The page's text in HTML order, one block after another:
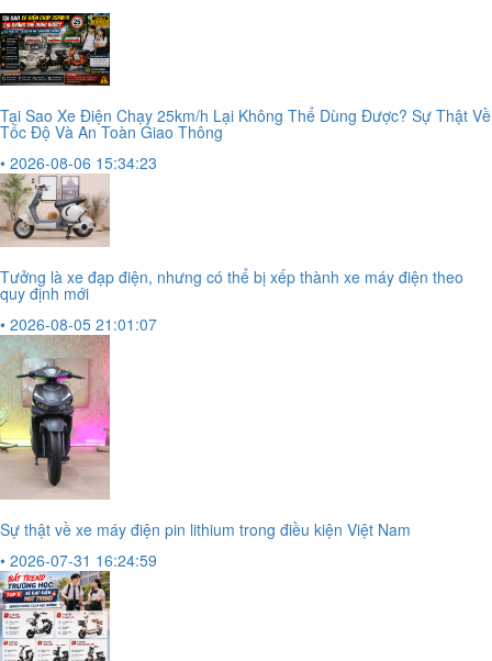
Tại Sao Xe Điện Chạy 25km/h Lại Không Thể Dùng Được? Sự Thật Về
Tốc Độ Và An Toàn Giao Thông
• 2026-08-06 15:34:23
Tưởng là xe đạp điện, nhưng có thể bị xếp thành xe máy điện theo
quy định mới
• 2026-08-05 21:01:07
Sự thật về xe máy điện pin lithium trong điều kiện Việt Nam
• 2026-07-31 16:24:59